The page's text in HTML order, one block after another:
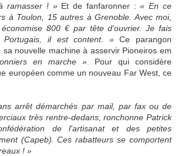
ramasser ! »Et de fanfaronner :« En ce
à Toulon, 15 autres à Grenoble. Avec moi,
800 € par tête d'ouvrier. Je fais
Portugais, il est content. »Ce parangon
nouvelle machine à asservir Pioneiros em
en marche ». Pour qui considère
européen comme un nouveau Far West, ce
arrêt démarchés par mail, par fax ou de
très rentre-dedans, ronchonne Patrick
de l'artisanat et des petites
(Capeb). Ces rabatteurs se comportent
! »